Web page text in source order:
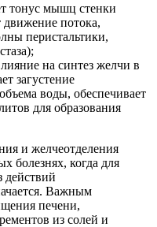
тонус мышц стенки
движение потока,
перистальтики,
на синтез желчи в
загустение
воды, обеспечивает
для образования
и желчеотделения
болезнях, когда для
действий
Важным
печени,
из солей и